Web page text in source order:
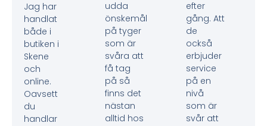
Jag har
handlat
både i
butiken i
Skene
och
online.
Oavsett
du
handlar
udda
önskemål
på tyger
som är
svåra att
få tag
på så
finns det
nästan
alltid hos
efter
gång. Att
de
också
erbjuder
service
på en
nivå
som är
svår att